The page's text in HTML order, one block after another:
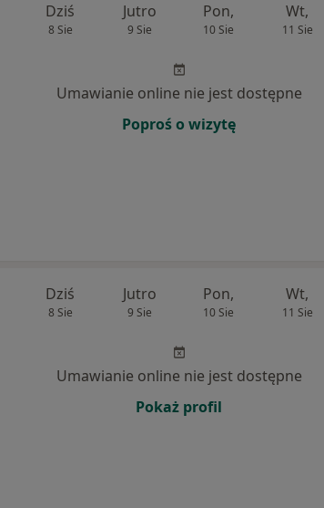
Dziś
8 Sie
Jutro
9 Sie
Pon,
10 Sie
Wt,
11 Sie
Umawianie online nie jest dostępne
Poproś o wizytę
Dziś
8 Sie
Jutro
9 Sie
Pon,
10 Sie
Wt,
11 Sie
Umawianie online nie jest dostępne
Pokaż profil